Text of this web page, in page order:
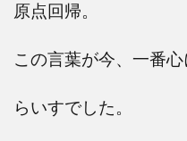
原点回帰。
この言葉が今、一番心
らいすでした。